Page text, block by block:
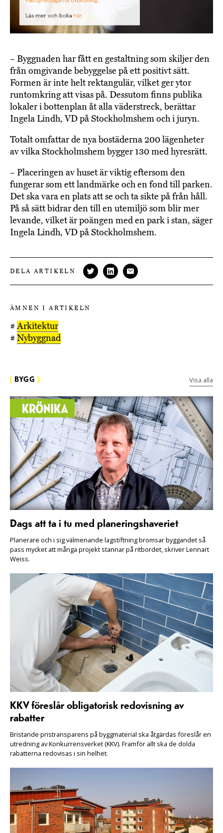
– Byggnaden har fått en gestaltning som skiljer den
från omgivande bebyggelse på ett positivt sätt.
Formen är inte helt rektangulär, vilket ger ytor
runtomkring att visas på. Dessutom finns publika
lokaler i bottenplan åt alla väderstreck, berättar
Ingela Lindh, VD på Stockholmshem och i juryn.
Totalt omfattar de nya bostäderna 200 lägenheter
av vilka Stockholmshem bygger 130 med hyresrätt.
– Placeringen av huset är viktig eftersom den
fungerar som ett landmärke och en fond till parken.
Det ska vara en plats att se och ta sikte på från håll.
På så sätt bidrar den till en utemiljö som blir mer
levande, vilket är poängen med en park i stan, säger
Ingela Lindh, VD på Stockholmshem.
DELA ARTIKELN
ÄMNEN I ARTIKELN
#Arkitektur
# Nybyggnad
BYGG Visa alla
Dags att ta i tu med planeringshaveriet
Planerare och i sig välmenande lagstiftning bromsar byggandet så
pass mycket att många projekt stannar på ritbordet, skriver Lennart
Weiss.
KKV föreslår obligatorisk redovisning av
rabatter
Bristande pristransparens på byggmaterial ska åtgärdas föreslår en
utredning av Konkurrensverket (KKV). Framför allt ska de dolda
rabatterna redovisas i sin helhet.